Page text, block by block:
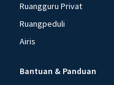
Ruangguru Privat
Ruangpeduli
Airis
Bantuan & Panduan